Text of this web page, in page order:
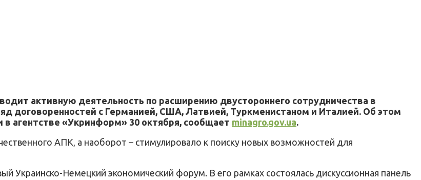
активную деятельность по расширению двустороннего сотрудничества в
договоренностей с Германией, США, Латвией, Туркменистаном и Италией. Об этом
агентстве «Укринформ» 30 октября, сообщает minagro.gov.ua.
АПК, а наоборот – стимулировало к поиску новых возможностей для
Украинско-Немецкий экономический форум. В его рамках состоялась дискуссионная панель